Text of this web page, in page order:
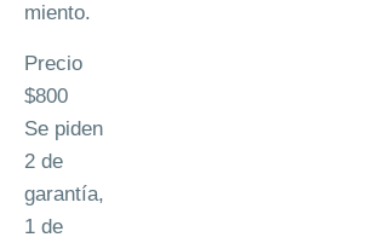
miento.
Precio
$800
Se piden
2 de
garantía,
1 de